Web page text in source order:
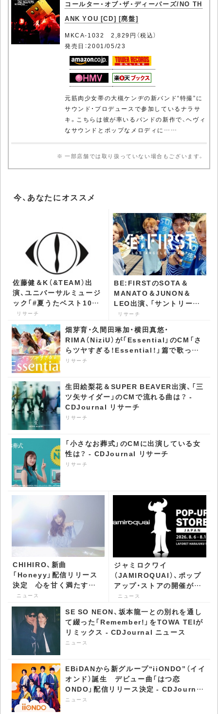
コールター・オブ・ザ・ディーパーズ/NO TH
ANK YOU [CD] [廃盤]
MKCA-1032 2,829円（税込）
発売日：2001/05/23
元筋肉少女帯の大槻ケンヂの新バンド“特撮”に
サウンド・プロデュースで参加しているナラサ
キ。こちらは彼が率いるバンドの新作で、ヘヴィ
なサウンドとポップなメロディに……
※ 一部店舗では取り扱っていない場合もございます。
今、あなたにオススメ
佐藤健＆K（&TEAM）出
演、ユニバーサルミュージ
ック「#夏うたベスト100」
のCM第3弾・4弾で流れる
曲は？ - CDJournal リサ
ーチ
リサーチ
BE:FIRSTのSOTA＆
MANATO＆JUNON＆
LEO出演、「サントリー生
ビール」のCMで流れる曲
チ
リサーチ
畑芽育・久間田琳加・横田真悠・
RIMA（NiziU）が「Essential」のCM「さ
らツヤすぎる！Essential！」篇で歌って
いる曲は？ - CDJournal リサーチ
リサーチ
生田絵梨花＆SUPER BEAVER出演、「三
ツ矢サイダー」のCMで流れる曲は？ -
CDJournal リサーチ
リサーチ
「小さなお葬式」のCMに出演している女
性は？ - CDJournal リサーチ
リサーチ
CHIHIRO、新曲
「Honeyy」配信リリース
決定 心を甘く満たす恋
愛ソング - CDJournal ニ
ュース
ニュース
ジャミロクワイ
（JAMIROQUAI）、ポップ
アップ・ストアの開催が決
定 アパレルやインテリア
アイテムなどを販売 -
CDJournal ニュース
ニュース
SE SO NEON、坂本龍一との別れを通し
て綴った「Remember!」をTOWA TEIが
リミックス - CDJournal ニュース
ニュース
EBiDANから新グループ“iiONDO”（イイ
オンド）誕生 デビュー曲「はつ恋
ONDO」配信リリース決定 - CDJournal
ニュース
ニュース